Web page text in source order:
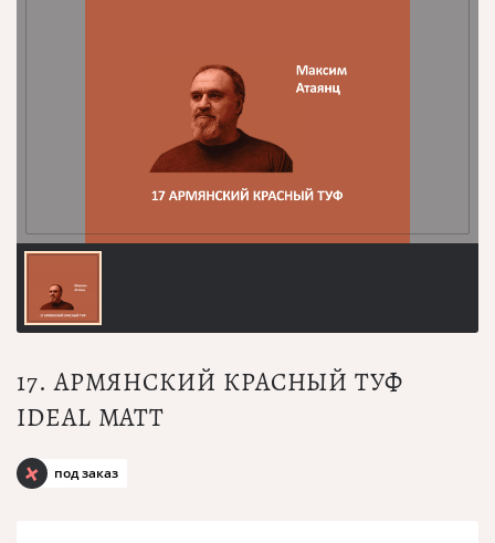
17. АРМЯНСКИЙ КРАСНЫЙ ТУФ
IDEAL MATT
под заказ